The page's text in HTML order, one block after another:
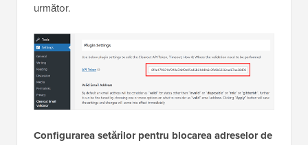
următor.
Configurarea setărilor pentru blocarea adreselor de